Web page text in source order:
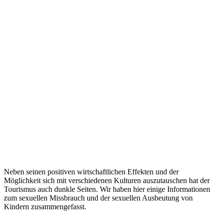
Neben seinen positiven wirtschaftlichen Effekten und der
Möglichkeit sich mit verschiedenen Kulturen auszutauschen hat der
Tourismus auch dunkle Seiten. Wir haben hier einige Informationen
zum sexuellen Missbrauch und der sexuellen Ausbeutung von
Kindern zusammengefasst.